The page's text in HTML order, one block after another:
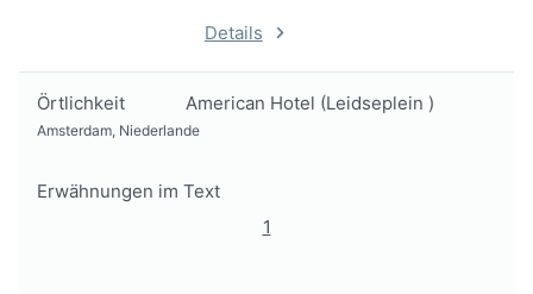
Details
Örtlichkeit American Hotel (Leidseplein )
Amsterdam, Niederlande
Erwähnungen im Text
1